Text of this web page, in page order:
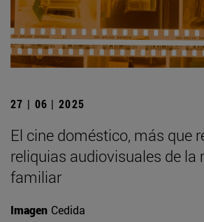
27 | 06 | 2025
El cine doméstico, más que
reliquias audiovisuales de la
familiar
Imagen Cedida